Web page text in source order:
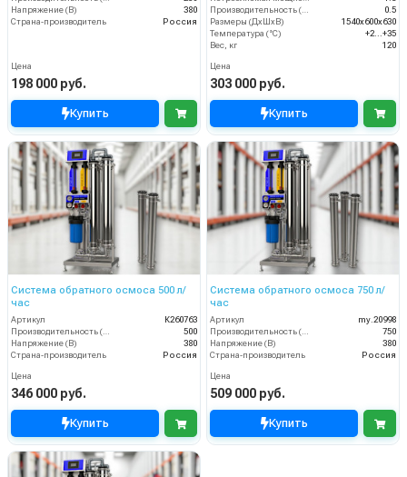
Напряжение (В)
380
Страна-производитель
Россия
Цена
198 000 руб.
Купить
0.5
Размеры (ДхШхВ)
1540x600x630
Температура (°C)
+2...+35
Вес, кг
120
Цена
303 000 руб.
Купить
Система обратного осмоса 500 л/
час
Артикул
К260763
Производительность (л/ч)
500
Напряжение (В)
380
Страна-производитель
Россия
Цена
346 000 руб.
Купить
Система обратного осмоса 750 л/
час
Артикул
my.20998
Производительность (л/ч)
750
Напряжение (В)
380
Страна-производитель
Россия
Цена
509 000 руб.
Купить